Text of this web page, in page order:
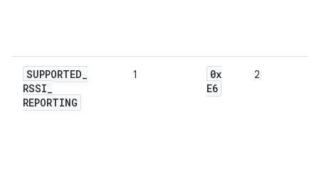
SUPPORTED_
RSSI_
REPORTING
1
0x
E6
2